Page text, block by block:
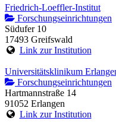
Friedrich-Loeffler-Institut
Forschungseinrichtungen
Südufer 10
17493 Greifswald
Link zur Institution
Universitätsklinikum
Forschungseinrichtungen
Hartmannstraße 14
91052 Erlangen
Link zur Institution